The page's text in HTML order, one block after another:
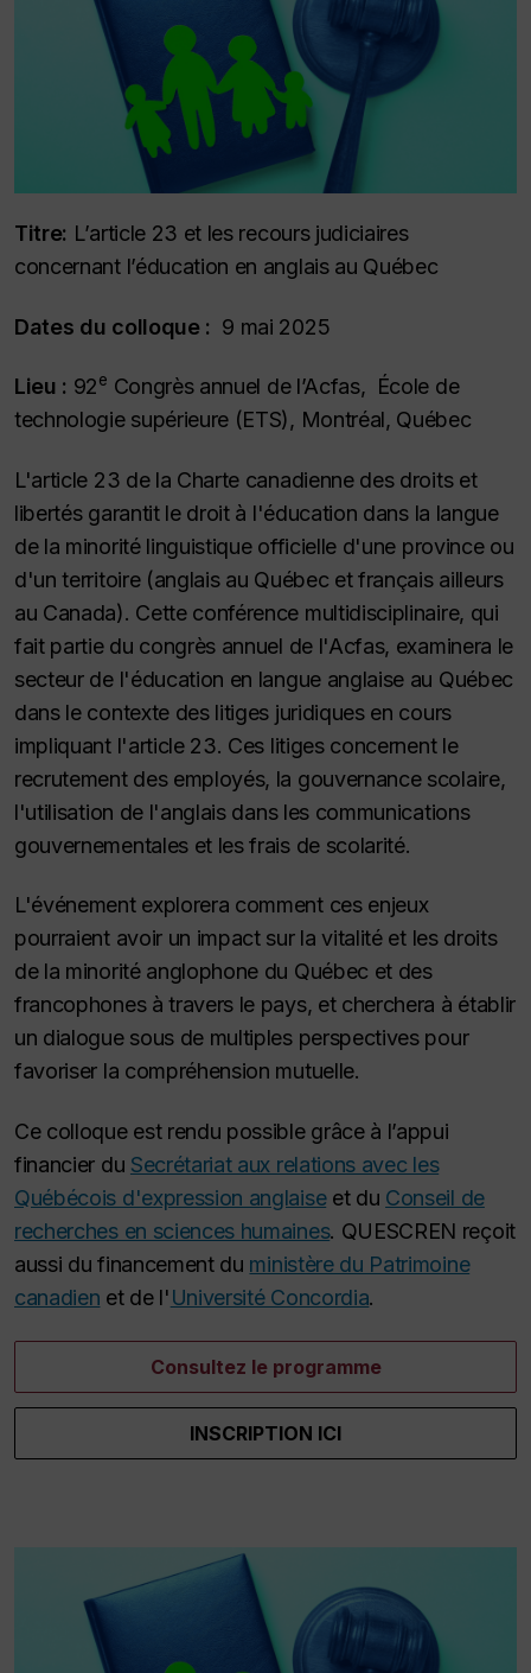
Titre: L’article 23 et les recours judiciaires
concernant l’éducation en anglais au Québec
Dates du colloque : 9 mai 2025
Lieu : 92e Congrès annuel de l’Acfas, École de
technologie supérieure (ETS), Montréal, Québec
L'article 23 de la Charte canadienne des droits et
libertés garantit le droit à l'éducation dans la langue
de la minorité linguistique officielle d'une province ou
d'un territoire (anglais au Québec et français ailleurs
au Canada). Cette conférence multidisciplinaire, qui
fait partie du congrès annuel de l'Acfas, examinera le
secteur de l'éducation en langue anglaise au Québec
dans le contexte des litiges juridiques en cours
impliquant l'article 23. Ces litiges concernent le
recrutement des employés, la gouvernance scolaire,
l'utilisation de l'anglais dans les communications
gouvernementales et les frais de scolarité.
L'événement explorera comment ces enjeux
pourraient avoir un impact sur la vitalité et les droits
de la minorité anglophone du Québec et des
francophones à travers le pays, et cherchera à établir
un dialogue sous de multiples perspectives pour
favoriser la compréhension mutuelle.
Ce colloque est rendu possible grâce à l’appui
financier du Secrétariat aux relations avec les
Québécois d'expression anglaiseet du Conseil de
recherches en sciences humaines. QUESCREN reçoit
aussi du financement du ministère du Patrimoine
canadien et de l'Université Concordia.
Consultez le programme
INSCRIPTION ICI